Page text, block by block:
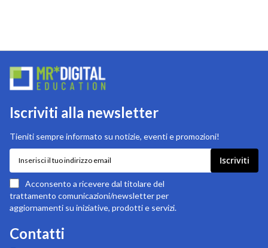
Contatti
Iscriviti alla newsletter
Tieniti sempre informato su notizie, eventi e promozioni!
Iscriviti
alla
nostra
newsletter:
Iscriviti
Acconsento a ricevere dal titolare del
trattamento comunicazioni/newsletter per
aggiornamenti su iniziative, prodotti e servizi.